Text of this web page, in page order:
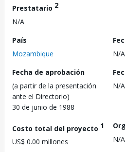
Prestatario 2
N/A
País
Mozambique
N/A
Fecha de aprobación
(a partir de la presentación
ante el Directorio)
30 de junio de 1988
N/A
Costo total del proyecto 1
US$ 0.00 millones
N/A